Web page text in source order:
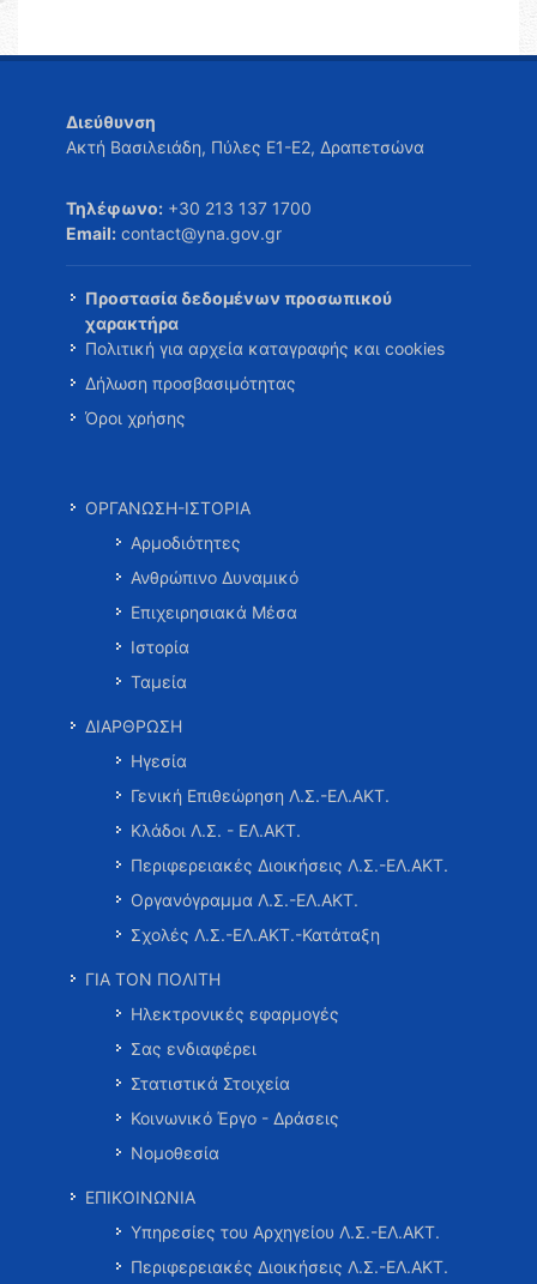
Διεύθυνση
Ακτή Βασιλειάδη, Πύλες Ε1-Ε2, Δραπετσώνα
Τηλέφωνο: +30 213 137 1700
Email: contact@yna.gov.gr
Προστασία δεδομένων προσωπικού
χαρακτήρα
Πολιτική για αρχεία καταγραφής και cookies
Δήλωση προσβασιμότητας
Όροι χρήσης
ΟΡΓΑΝΩΣΗ-ΙΣΤΟΡΙΑ
Αρμοδιότητες
Ανθρώπινο Δυναμικό
Επιχειρησιακά Μέσα
Ιστορία
Ταμεία
ΔΙΑΡΘΡΩΣΗ
Ηγεσία
Γενική Επιθεώρηση Λ.Σ.-ΕΛ.ΑΚΤ.
Κλάδοι Λ.Σ. - ΕΛ.ΑΚΤ.
Περιφερειακές Διοικήσεις Λ.Σ.-ΕΛ.ΑΚΤ.
Οργανόγραμμα Λ.Σ.-ΕΛ.ΑΚΤ.
Σχολές Λ.Σ.-ΕΛ.ΑΚΤ.-Κατάταξη
ΓΙΑ ΤΟΝ ΠΟΛΙΤΗ
Ηλεκτρονικές εφαρμογές
Σας ενδιαφέρει
Στατιστικά Στοιχεία
Κοινωνικό Έργο - Δράσεις
Νομοθεσία
ΕΠΙΚΟΙΝΩΝΙΑ
Υπηρεσίες του Αρχηγείου Λ.Σ.-ΕΛ.ΑΚΤ.
Περιφερειακές Διοικήσεις Λ.Σ.-ΕΛ.ΑΚΤ.